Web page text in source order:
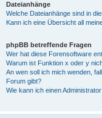
Dateianhänge
Welche Dateianhänge sind in
Kann ich eine Übersicht all
phpBB betreffende Fragen
Wer hat diese Forensoftware
Warum ist Funktion x oder y
An wen soll ich mich wenden,
Forum gibt?
Wie kann ich einen